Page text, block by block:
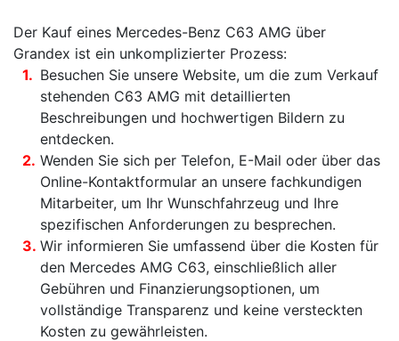
Der Kauf eines Mercedes-Benz C63 AMG über
Grandex ist ein unkomplizierter Prozess:
Besuchen Sie unsere Website, um die zum Verkauf
stehenden C63 AMG mit detaillierten
Beschreibungen und hochwertigen Bildern zu
entdecken.
Wenden Sie sich per Telefon, E-Mail oder über das
Online-Kontaktformular an unsere fachkundigen
Mitarbeiter, um Ihr Wunschfahrzeug und Ihre
spezifischen Anforderungen zu besprechen.
Wir informieren Sie umfassend über die Kosten für
den Mercedes AMG C63, einschließlich aller
Gebühren und Finanzierungsoptionen, um
vollständige Transparenz und keine versteckten
Kosten zu gewährleisten.